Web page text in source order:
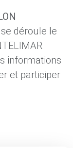
se déroule le
informations
et participer